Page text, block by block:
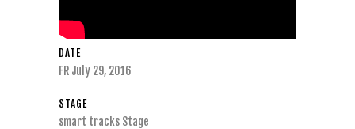
DATE
FR July 29, 2016
STAGE
smart tracks Stage